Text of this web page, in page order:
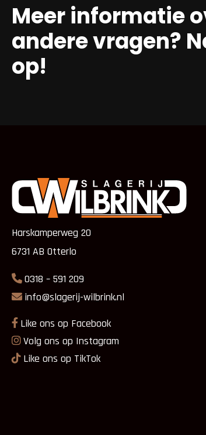
Meer informatie
andere vragen?
op!
Harskamperweg 20
6731 AB Otterlo
0318 – 591 209
info@slagerij-wilbrink.nl
Like ons op Facebook
Volg ons op Instagram
Like ons op TikTok